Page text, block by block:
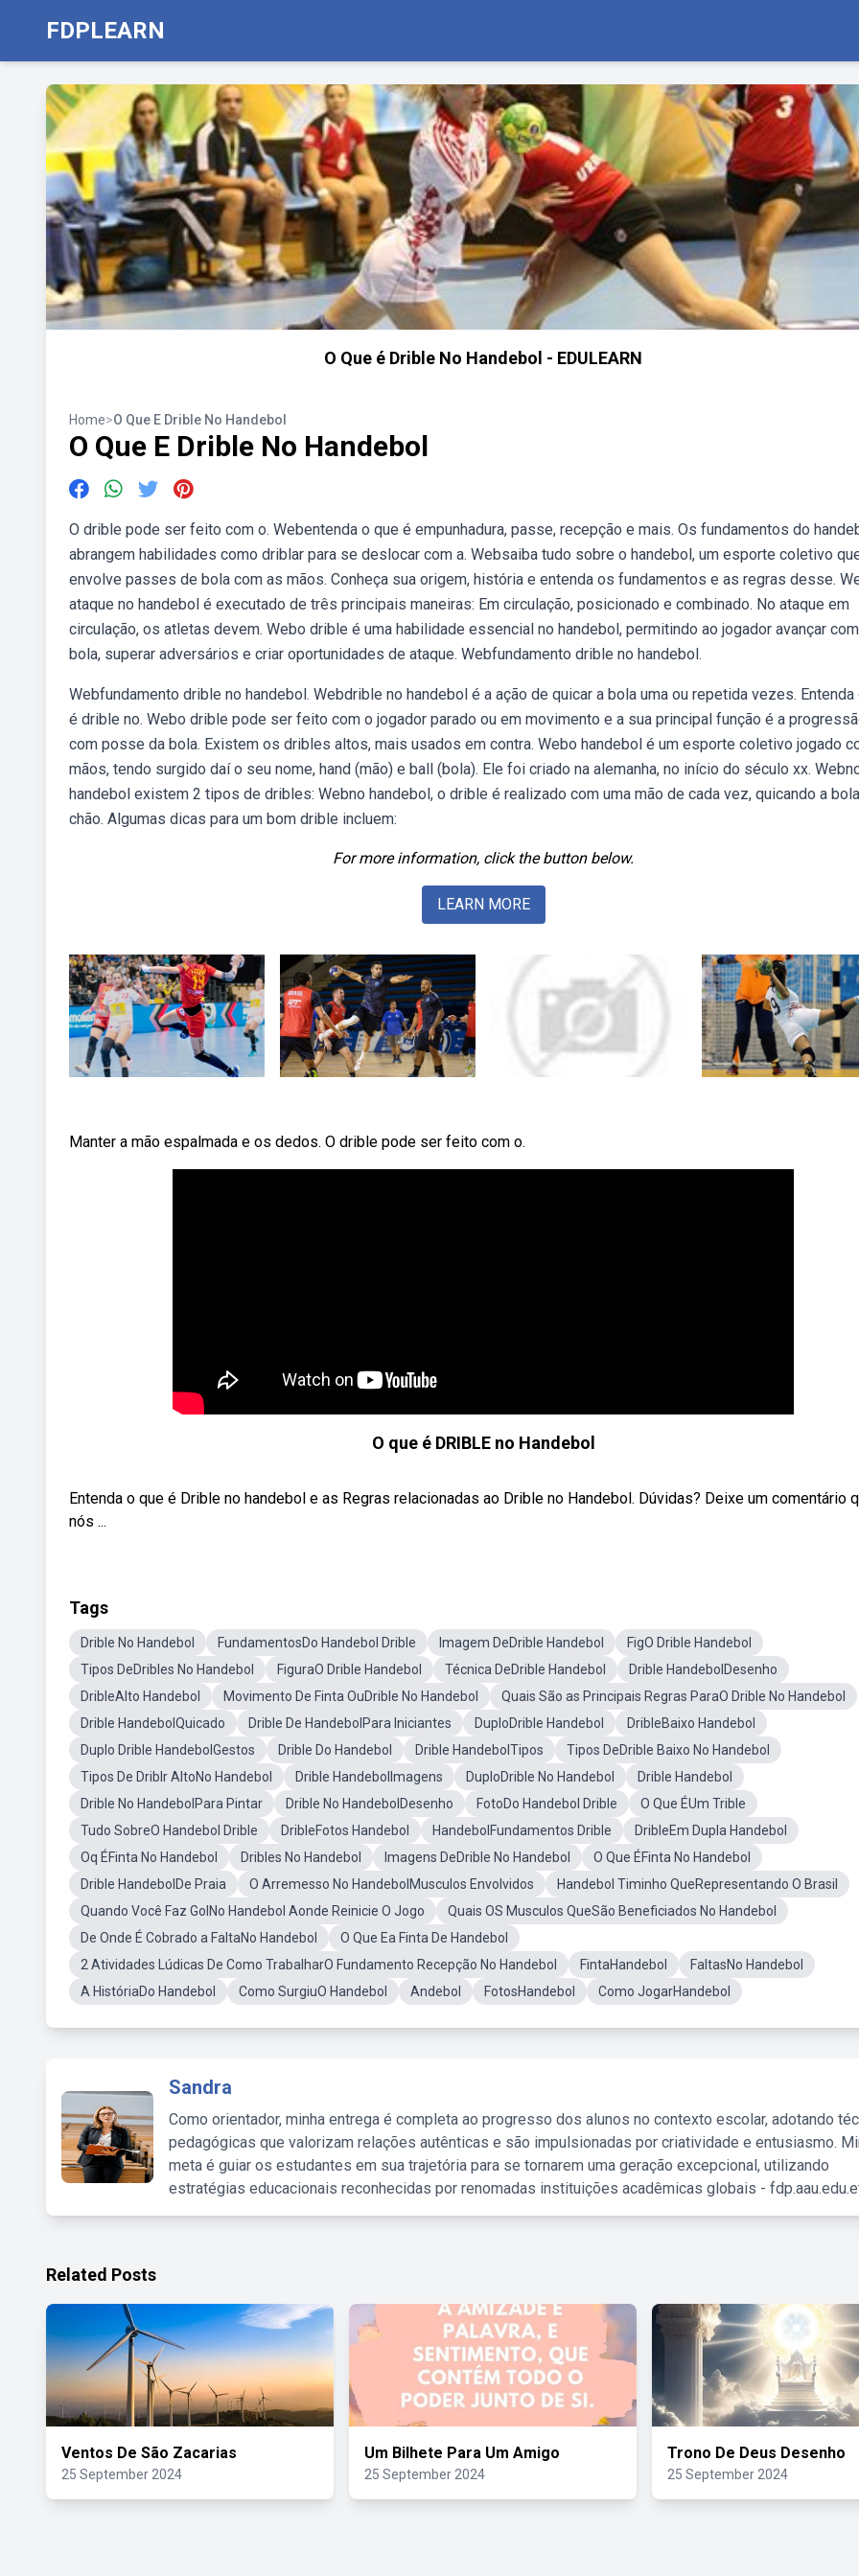
FDPLEARN
O Que é Drible No Handebol - EDULEARN
Home>O Que E Drible No Handebol
O Que E Drible No Handebol
O drible pode ser feito com o. Webentenda o que é empunhadura, passe, recepção e mais. Os fundamentos do
abrangem habilidades como driblar para se deslocar com a. Websaiba tudo sobre o handebol, um esporte coletivo
envolve passes de bola com as mãos. Conheça sua origem, história e entenda os fundamentos e as regras desse.
ataque no handebol é executado de três principais maneiras: Em circulação, posicionado e combinado. No ataque em
circulação, os atletas devem. Webo drible é uma habilidade essencial no handebol, permitindo ao jogador avançar
bola, superar adversários e criar oportunidades de ataque. Webfundamento drible no handebol.
Webfundamento drible no handebol. Webdrible no handebol é a ação de quicar a bola uma ou repetida vezes. Entenda
é drible no. Webo drible pode ser feito com o jogador parado ou em movimento e a sua principal função é a
com posse da bola. Existem os dribles altos, mais usados em contra. Webo handebol é um esporte coletivo jogado
mãos, tendo surgido daí o seu nome, hand (mão) e ball (bola). Ele foi criado na alemanha, no início do século xx.
handebol existem 2 tipos de dribles: Webno handebol, o drible é realizado com uma mão de cada vez, quicando a
chão. Algumas dicas para um bom drible incluem:
For more information, click the button below.
LEARN MORE
Manter a mão espalmada e os dedos. O drible pode ser feito com o.
O que é DRIBLE no Handebol
Entenda o que é Drible no handebol e as Regras relacionadas ao Drible no Handebol. Dúvidas? Deixe um comentário
nós ...
Tags
Drible No Handebol FundamentosDo Handebol Drible Imagem DeDrible Handebol
FigO Drible Handebol
Tipos DeDribles No Handebol
FiguraO Drible Handebol Técnica DeDrible Handebol
Drible HandebolDesenho
DribleAlto Handebol
Movimento De Finta OuDrible No Handebol
Quais São as Principais Regras ParaO Drible No Handebol
Drible HandebolQuicado
Drible De HandebolPara Iniciantes DuploDrible Handebol
DribleBaixo Handebol
Duplo Drible HandebolGestos
Drible Do Handebol Drible HandebolTipos
Tipos DeDrible Baixo No Handebol
Tipos De Driblr AltoNo Handebol
Drible HandebolImagens DuploDrible No Handebol
Drible Handebol
Drible No HandebolPara Pintar
Drible No HandebolDesenho FotoDo Handebol Drible
O Que ÉUm Trible
Tudo SobreO Handebol Drible
DribleFotos Handebol HandebolFundamentos Drible
DribleEm Dupla Handebol
Oq ÉFinta No Handebol
Dribles No Handebol Imagens DeDrible No Handebol
O Que ÉFinta No Handebol
Drible HandebolDe Praia
O Arremesso No HandebolMusculos Envolvidos
Handebol Timinho QueRepresentando O Brasil
Quando Você Faz GolNo Handebol Aonde Reinicie O Jogo
Quais OS Musculos QueSão Beneficiados No Handebol
De Onde É Cobrado a FaltaNo Handebol
O Que Ea Finta De Handebol
2 Atividades Lúdicas De Como TrabalharO Fundamento Recepção No Handebol
FintaHandebol
FaltasNo Handebol
A HistóriaDo Handebol
Como SurgiuO Handebol Andebol FotosHandebol Como JogarHandebol
Sandra
Como orientador, minha entrega é completa ao progresso dos alunos no contexto escolar, adotando
pedagógicas que valorizam relações autênticas e são impulsionadas por criatividade e entusiasmo.
meta é guiar os estudantes em sua trajetória para se tornarem uma geração excepcional, utilizando
estratégias educacionais reconhecidas por renomadas instituições acadêmicas globais -
Related Posts
Ventos De São Zacarias
25 September 2024
Um Bilhete Para Um Amigo
25 September 2024
Trono De Deus Desenho
25 September 2024